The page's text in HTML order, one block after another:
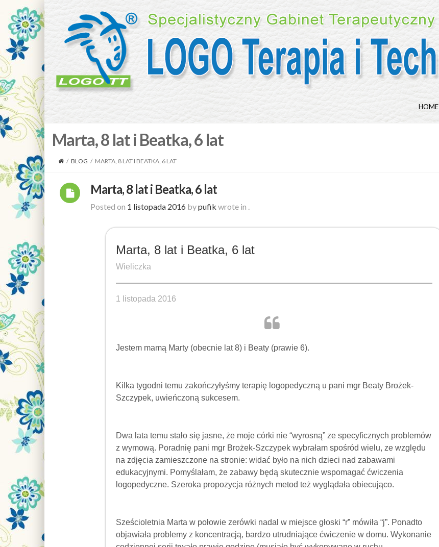
HOME
Marta, 8 lat i Beatka, 6 lat
/ BLOG / MARTA, 8 LAT I BEATKA, 6 LAT
Marta, 8 lat i Beatka, 6 lat
Posted on 1 listopada 2016 bypufik wrote in .
Marta, 8 lat i Beatka, 6 lat
Wieliczka
1 listopada 2016
Jestem mamą Marty (obecnie lat 8) i Beaty (prawie 6).
Kilka tygodni temu zakończyłyśmy terapię logopedyczną u pani mgr Beaty Brożek-
Szczypek, uwieńczoną sukcesem.
Dwa lata temu stało się jasne, że moje córki nie “wyrosną” ze specyficznych problemów
z wymową. Poradnię pani mgr Brożek-Szczypek wybrałam spośród wielu, ze względu
na zdjęcia zamieszczone na stronie: widać było na nich dzieci nad zabawami
edukacyjnymi. Pomyślałam, że zabawy będą skutecznie wspomagać ćwiczenia
logopedyczne. Szeroka propozycja różnych metod też wyglądała obiecująco.
Sześcioletnia Marta w połowie zerówki nadal w miejsce głoski “r” mówiła “j”. Ponadto
objawiała problemy z koncentracją, bardzo utrudniające ćwiczenie w domu. Wykonanie